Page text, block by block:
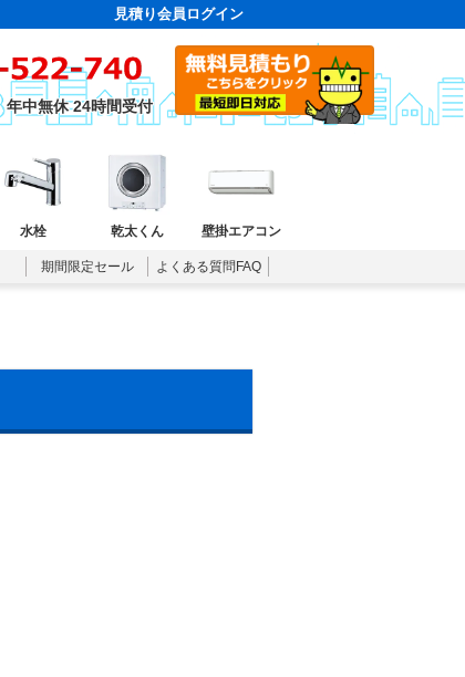
見積り会員ログイン
年中無休 24時間受付
水栓 乾太くん 壁掛エアコン
期間限定セール よくある質問FAQ